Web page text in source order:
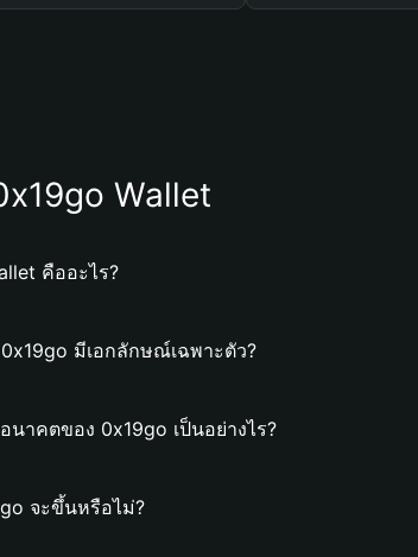
Wallet
คืออะไร?
มีเอกลักษณ์เฉพาะตัว?
นาคตของ 0x19go เป็นอย่างไร?
จะขึ้นหรือไม่?